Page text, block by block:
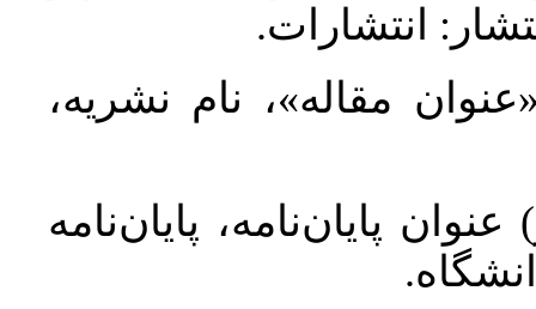
انتشارات.
مقاله»، نام نشریه،
پایان‌نامه، پایان‌نامه